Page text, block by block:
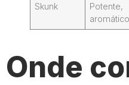
Skunk
Potente,
aromático
Onde